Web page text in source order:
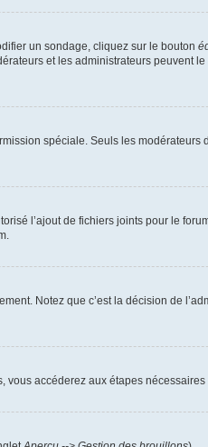
un sondage, cliquez sur le bouton
et les administrateurs peuvent
spéciale. Seuls les
l’ajout de fichiers joints pour le
Notez que c’est la décision de
accéderez aux étapes nécessaires